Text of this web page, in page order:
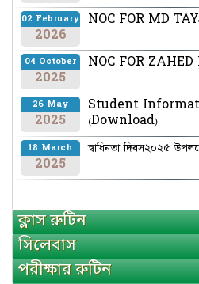
02 February
2026
NOC FOR MD
04 October
2025
NOC FOR ZAHED
26 May
2025
Student
(Download)
18 March
2025
স্বাধিনতা দিবস২০২৫
ক্লাস রুটিন
সিলেবাস
পরীক্ষার রুটিন